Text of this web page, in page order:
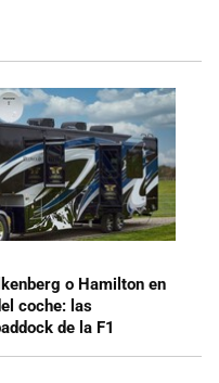
o Hamilton en
coche: las
de la F1